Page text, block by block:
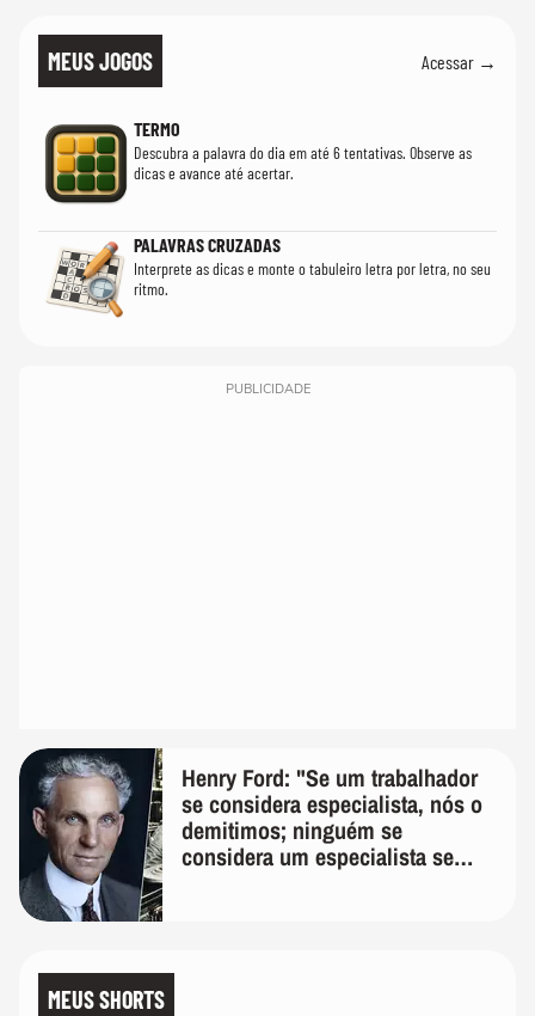
MEUS JOGOS Acessar →
TERMO
Descubra a palavra do dia em até 6 tentativas. Observe as
dicas e avance até acertar.
PALAVRAS CRUZADAS
Interprete as dicas e monte o tabuleiro letra por letra, no seu
ritmo.
PUBLICIDADE
Henry Ford: "Se um trabalhador
se considera especialista, nós o
demitimos; ninguém se
considera um especialista se
MEUS SHORTS